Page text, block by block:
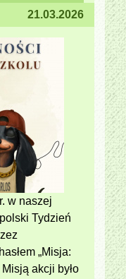
21.03.2026
w naszej
Tydzień
„Misja:
akcji było